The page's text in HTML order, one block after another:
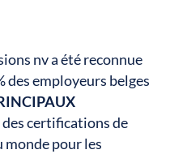
nv a été reconnue
des employeurs belges
certifications de
monde pour les